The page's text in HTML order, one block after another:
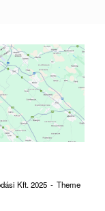
Kft. 2025
Theme